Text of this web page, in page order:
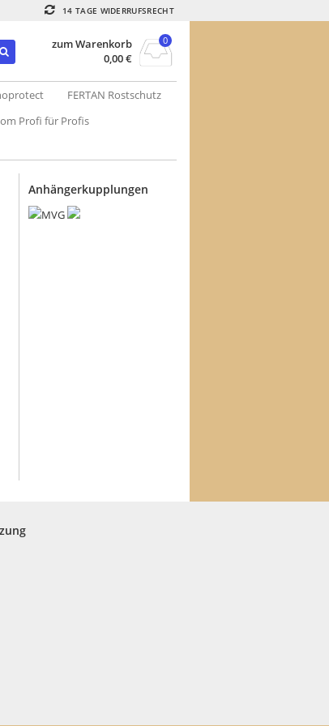
14 TAGE WIDERRUFSRECHT
zum Warenkorb
0,00€
0
FERTAN Rostschutz
Profi für Profis
Anhängerkupplungen